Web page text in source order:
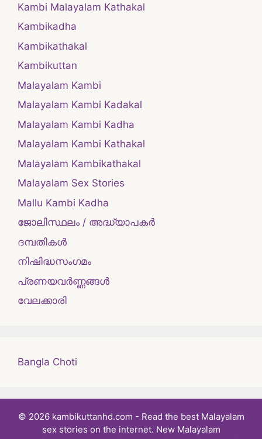
Kambi Malayalam Kathakal
Kambikadha
Kambikathakal
Kambikuttan
Malayalam Kambi
Malayalam Kambi Kadakal
Malayalam Kambi Kadha
Malayalam Kambi Kathakal
Malayalam Kambikathakal
Malayalam Sex Stories
Mallu Kambi Kadha
ജോലിസ്ഥലം / അദ്ധ്യാപകർ
ദമ്പതികള്‍
നിഷിദ്ധസംഗമം
പ്രണയവർണ്ണങ്ങൾ
വേലക്കാരി
Bangla Choti
© 2026 kambikuttanhd.com - Read the best Malayalam
sex stories on the internet. New Malayalam